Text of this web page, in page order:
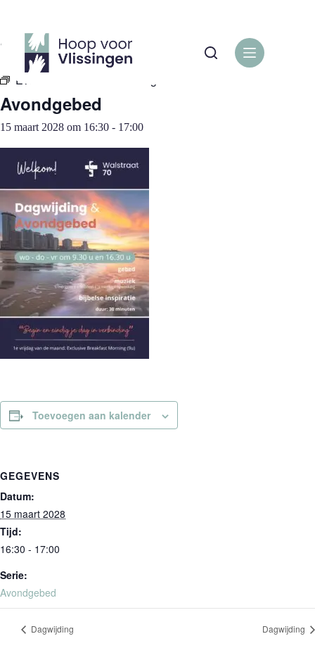
inhoud
« Alle Evenementen
Evenementenreeks:
Avondgebed
15 maart 2028 om 16:30 - 17:00
Toevoegen aan kalender
GEGEVENS
Datum:
15 maart 2028
Tijd:
16:30 - 17:00
Serie:
Avondgebed
Dagwijding Dagwijding